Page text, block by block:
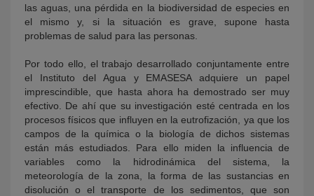
las aguas, una pérdida en la biodiversidad de especies en
el mismo y, si la situación es grave, supone hasta
problemas de salud para las personas.
Por todo ello, el trabajo desarrollado conjuntamente entre
el Instituto del Agua y EMASESA adquiere un papel
imprescindible, que hasta ahora ha demostrado ser muy
efectivo. De ahí que su investigación esté centrada en los
procesos físicos que influyen en la eutrofización, ya que los
campos de la química o la biología de dichos sistemas
están más estudiados. Para ello miden la influencia de
variables como la hidrodinámica del sistema, la
meteorología de la zona, la forma de las sustancias en
disolución o el transporte de los sedimentos, que son